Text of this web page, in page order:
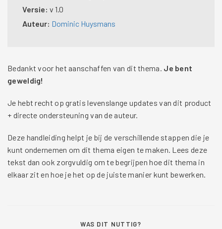
Versie: v 1.0
Auteur: Dominic Huysmans
Bedankt voor het aanschaffen van dit thema. Je bent
geweldig!
Je hebt recht op gratis levenslange updates van dit product
+ directe ondersteuning van de auteur.
Deze handleiding helpt je bij de verschillende stappen die je
kunt ondernemen om dit thema eigen te maken. Lees deze
tekst dan ook zorgvuldig om te begrijpen hoe dit thema in
elkaar zit en hoe je het op de juiste manier kunt bewerken.
WAS DIT NUTTIG?